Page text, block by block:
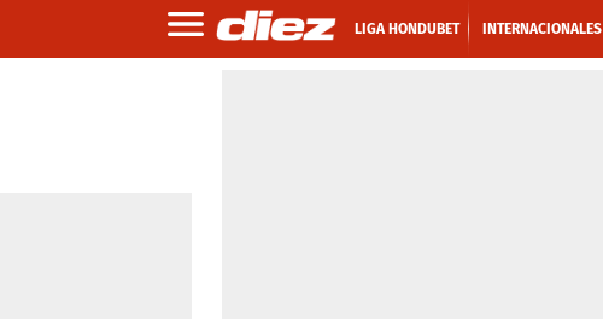
LIGA HONDUBET INTERNACIONALES